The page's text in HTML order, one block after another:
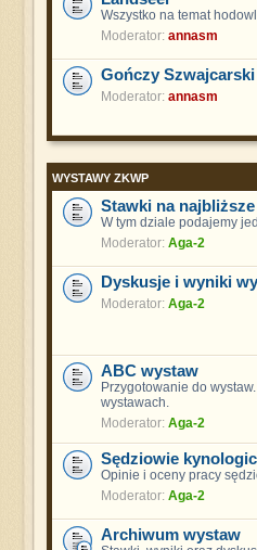
Wszystko na temat
Moderator: annasm
Gończy Szwajcarski
Moderator: annasm
WYSTAWY ZKWP
Stawki na
W tym dziale podajemy
Moderator: Aga-2
Dyskusje i wyniki
Moderator: Aga-2
ABC wystaw
Przygotowanie do
wystawach.
Moderator: Aga-2
Sędziowie
Opinie i oceny pracy
Moderator: Aga-2
Archiwum wystaw